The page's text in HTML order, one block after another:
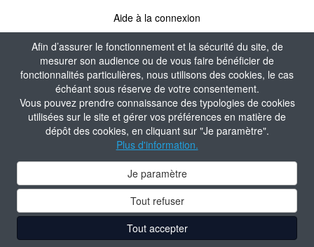
Afin d’assurer le fonctionnement et la sécurité du site, de
mesurer son audience ou de vous faire bénéficier de
fonctionnalités particulières, nous utilisons des cookies, le cas
échéant sous réserve de votre consentement.
Vous pouvez prendre connaissance des typologies de cookies
utilisées sur le site et gérer vos préférences en matière de
dépôt des cookies, en cliquant sur "Je paramètre".
Plus d'information.
Je paramètre
Tout refuser
Tout accepter
Aide à la connexion